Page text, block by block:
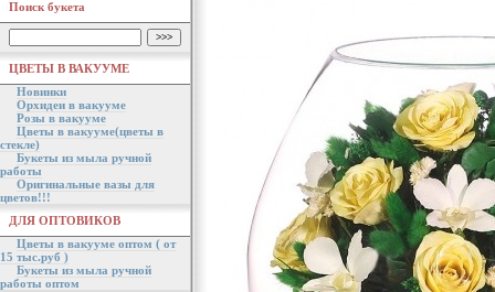
Поиск букета
ЦВЕТЫ В ВАКУУМЕ
Новинки
Орхидеи в вакууме
Розы в вакууме
Цветы в вакууме(цветы в
стекле)
Букеты из мыла ручной
работы
Оригинальные вазы для
цветов!!!
ДЛЯ ОПТОВИКОВ
Цветы в вакууме оптом ( от
15 тыс.руб )
Букеты из мыла ручной
работы оптом